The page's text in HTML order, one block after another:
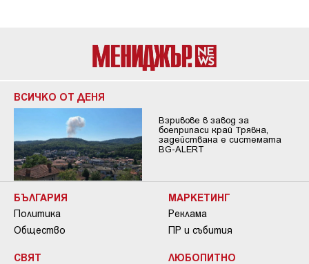
ВСИЧКО ОТ ДЕНЯ
Взривове в завод за
боеприпаси край Трявна,
задействана е системата
BG-ALERT
БЪЛГАРИЯ
Политика
Общество
СВЯТ
МАРКЕТИНГ
Реклама
ПР и събития
ЛЮБОПИТНО